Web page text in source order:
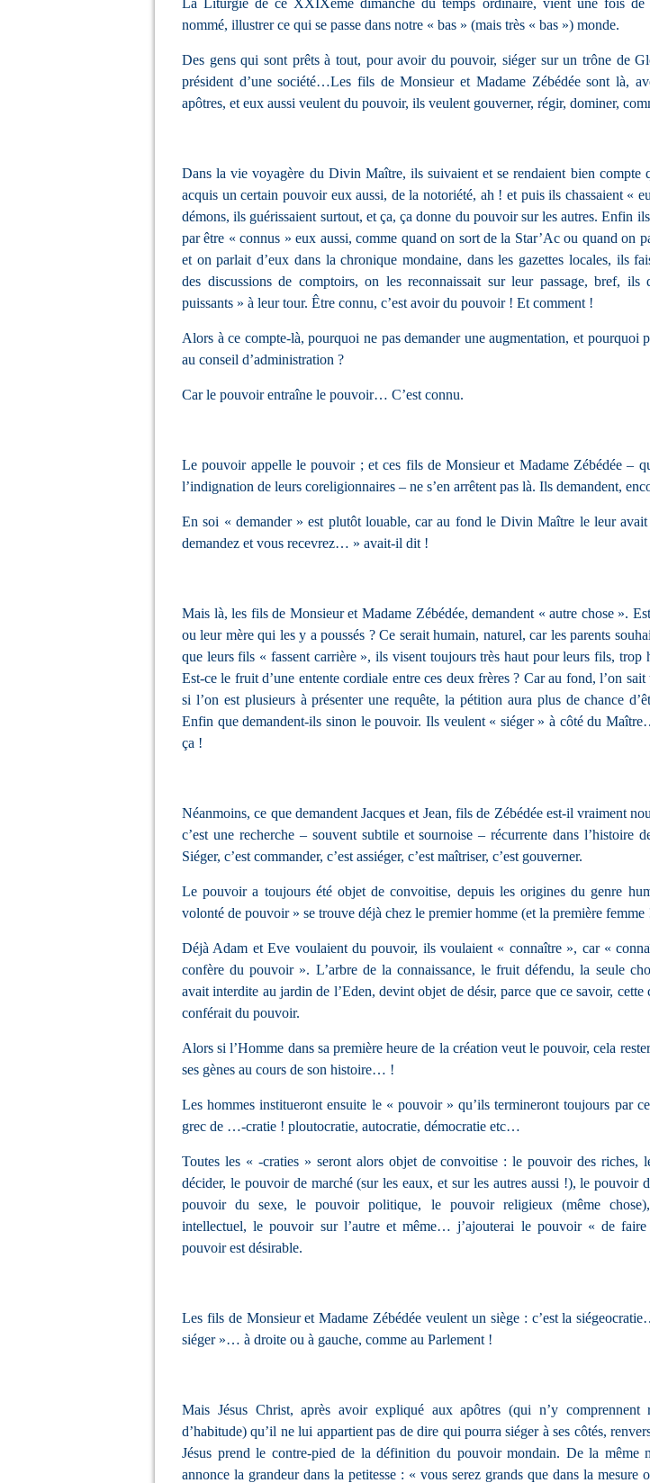
La Liturgie de ce XXIXème dimanche du temps ordinaire, vient une fois
nommé, illustrer ce qui se passe dans notre « bas » (mais très « bas ») monde.
Des gens qui sont prêts à tout, pour avoir du pouvoir, siéger sur un trône de
président d’une société…Les fils de Monsieur et Madame Zébédée sont là,
apôtres, et eux aussi veulent du pouvoir, ils veulent gouverner, régir, dominer,
Dans la vie voyagère du Divin Maître, ils suivaient et se rendaient bien compte
acquis un certain pouvoir eux aussi, de la notoriété, ah ! et puis ils chassaient «
démons, ils guérissaient surtout, et ça, ça donne du pouvoir sur les autres. Enfin
par être « connus » eux aussi, comme quand on sort de la Star’Ac ou quand on
et on parlait d’eux dans la chronique mondaine, dans les gazettes locales, ils
des discussions de comptoirs, on les reconnaissait sur leur passage, bref, ils
puissants » à leur tour. Être connu, c’est avoir du pouvoir ! Et comment !
Alors à ce compte-là, pourquoi ne pas demander une augmentation, et pourquoi
au conseil d’administration ?
Car le pouvoir entraîne le pouvoir… C’est connu.
Le pouvoir appelle le pouvoir ; et ces fils de Monsieur et Madame Zébédée –
l’indignation de leurs coreligionnaires – ne s’en arrêtent pas là. Ils demandent,
En soi « demander » est plutôt louable, car au fond le Divin Maître le leur avait
demandez et vous recevrez… » avait-il dit !
Mais là, les fils de Monsieur et Madame Zébédée, demandent « autre chose ».
ou leur mère qui les y a poussés ? Ce serait humain, naturel, car les parents
que leurs fils « fassent carrière », ils visent toujours très haut pour leurs fils, trop
Est-ce le fruit d’une entente cordiale entre ces deux frères ? Car au fond, l’on sait
si l’on est plusieurs à présenter une requête, la pétition aura plus de chance
Enfin que demandent-ils sinon le pouvoir. Ils veulent « siéger » à côté du
ça !
Néanmoins, ce que demandent Jacques et Jean, fils de Zébédée est-il vraiment
c’est une recherche – souvent subtile et sournoise – récurrente dans l’histoire
Siéger, c’est commander, c’est assiéger, c’est maîtriser, c’est gouverner.
Le pouvoir a toujours été objet de convoitise, depuis les origines du genre
volonté de pouvoir » se trouve déjà chez le premier homme (et la première femme
Déjà Adam et Eve voulaient du pouvoir, ils voulaient « connaître », car «
confère du pouvoir ». L’arbre de la connaissance, le fruit défendu, la seule
avait interdite au jardin de l’Eden, devint objet de désir, parce que ce savoir, cette
conférait du pouvoir.
Alors si l’Homme dans sa première heure de la création veut le pouvoir, cela
ses gènes au cours de son histoire… !
Les hommes institueront ensuite le « pouvoir » qu’ils termineront toujours par
grec de …-cratie ! ploutocratie, autocratie, démocratie etc…
Toutes les « -craties » seront alors objet de convoitise : le pouvoir des riches,
décider, le pouvoir de marché (sur les eaux, et sur les autres aussi !), le pouvoir
pouvoir du sexe, le pouvoir politique, le pouvoir religieux (même
intellectuel, le pouvoir sur l’autre et même… j’ajouterai le pouvoir « de
pouvoir est désirable.
Les fils de Monsieur et Madame Zébédée veulent un siège : c’est la
siéger »… à droite ou à gauche, comme au Parlement !
Mais Jésus Christ, après avoir expliqué aux apôtres (qui n’y comprennent
d’habitude) qu’il ne lui appartient pas de dire qui pourra siéger à ses côtés,
Jésus prend le contre-pied de la définition du pouvoir mondain. De la même
annonce la grandeur dans la petitesse : « vous serez grands que dans la mesure